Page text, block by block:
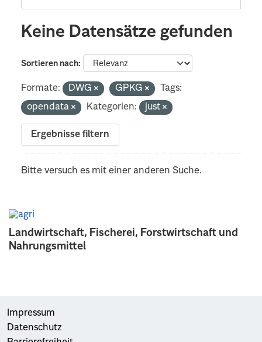
Landwirtschaft, Fischerei, Forstwirtschaft und
Nahrungsmittel
Keine Datensätze gefunden
Sortieren nach
Formate: DWG GPKG
Tags:
opendata
Kategorien: just
Ergebnisse filtern
Bitte versuch es mit einer anderen Suche.
Impressum
Datenschutz